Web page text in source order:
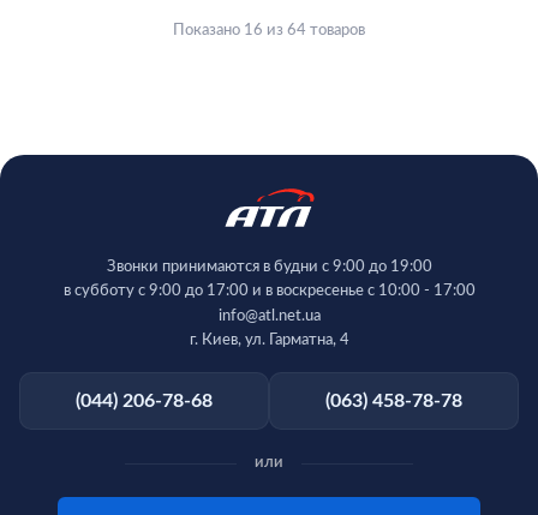
Показано 16 из 64 товаров
(044) 206-78-68 (063) 458-78-78
Звонки принимаются в будни с 9:00 до 19:00
в субботу с 9:00 до 17:00 и в воскресенье с 10:00 - 17:00
info@atl.net.ua
г. Киев, ул. Гарматна, 4
или